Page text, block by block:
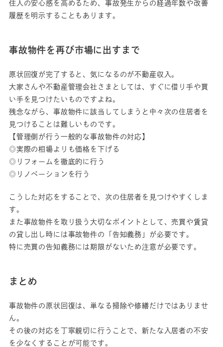
住人の安心感を高めるため、事故発生からの経過年数や改善
履歴を明示することもあります。
事故物件を再び市場に出すまで
原状回復が完了すると、気になるのが不動産収入。
大家さんや不動産管理会社さまとしては、すぐに借り手や買
い手を見つけたいものですよね。
残念ながら、事故物件に該当してしまうと中々次の住居者を
見つけることは難しいものです。
【管理側が行う一般的な事故物件の対応】
◎実際の相場よりも価格を下げる
◎リフォームを徹底的に行う
◎リノベーションを行う
こうした対応をすることで、次の住居者を見つけやすくしま
す。
また事故物件を取り扱う大切なポイントとして、売買や賃貸
の貸し出し時には事故物件の「告知義務」が必要です。
特に売買の告知義務には期限がないため注意が必要です。
まとめ
事故物件の原状回復は、単なる掃除や修繕だけではありませ
ん。
その後の対応を丁寧親切に行うことで、新たな入居者の不安
を少なくすることが可能です。